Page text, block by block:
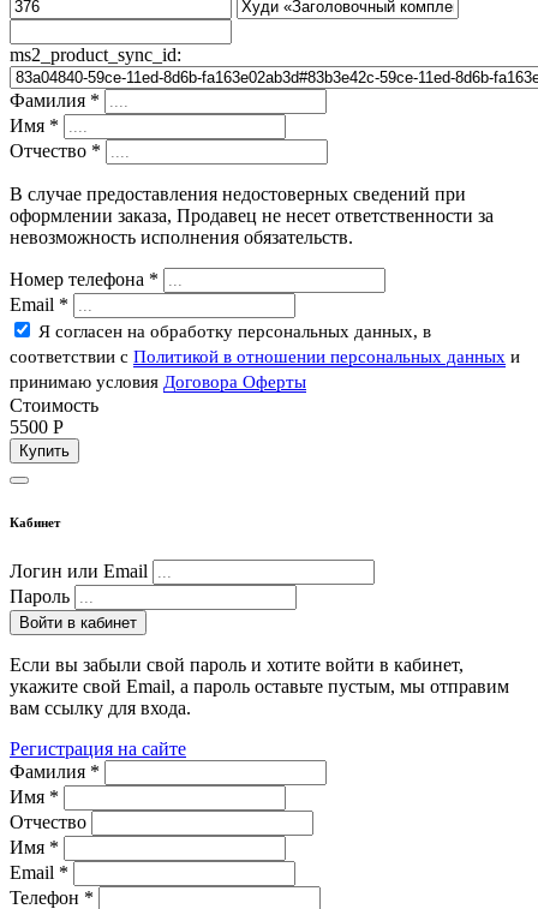
ms2_product_sync_id:
Фамилия *
Имя *
Отчество *
В случае предоставления недостоверных сведений при
оформлении заказа, Продавец не несет ответственности за
невозможность исполнения обязательств.
Номер телефона *
Email *
Я согласен на обработку персональных данных, в
соответствии с Политикой в отношении персональных данных и
принимаю условия Договора Оферты
Стоимость
5500 P
Купить
Кабинет
Логин или Email
Пароль
Войти в кабинет
Если вы забыли свой пароль и хотите войти в кабинет,
укажите свой Email, а пароль оставьте пустым, мы отправим
вам ссылку для входа.
Регистрация на сайте
Фамилия *
Имя *
Отчество
Имя *
Email *
Телефон *